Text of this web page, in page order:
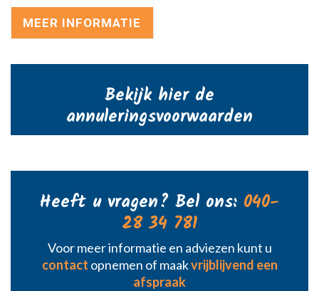
MEER INFORMATIE
Bekijk hier de
annuleringsvoorwaarden
Heeft u vragen? Bel ons: 040-
28 34 781
Voor meer informatie en adviezen kunt u
contact opnemen of maakvrijblijvend een
afspraak